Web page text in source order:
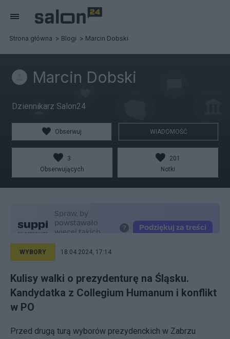
Strona główna Blogi Marcin Dobski
Marcin Dobski
Dziennikarz Salon24
Obserwuj WIADOMOŚĆ
3
Obserwujących
201
Notki
WYBORY 18.04.2024, 17:14
Kulisy walki o prezydenturę na Śląsku.
Kandydatka z Collegium Humanum i konflikt
w PO
Przed drugą turą wyborów prezydenckich w Zabrzu